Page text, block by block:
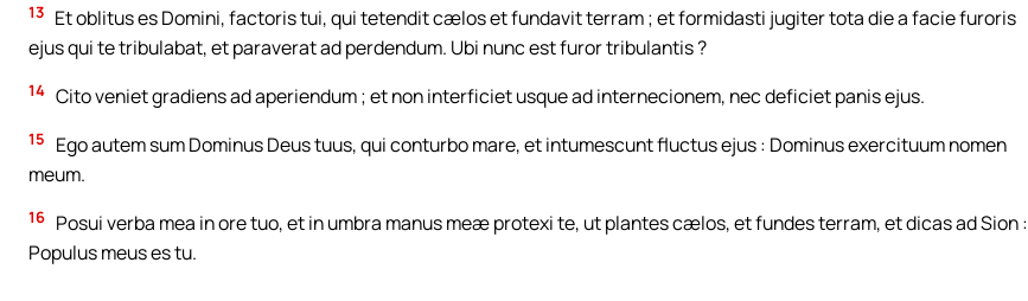
13 Et oblitus es Domini, factoris tui, qui tetendit cælos et fundavit terram ; et formidasti jugiter tota die a facie furoris
ejus qui te tribulabat, et paraverat ad perdendum. Ubi nunc est furor tribulantis ?
14 Cito veniet gradiens ad aperiendum ; et non interficiet usque ad internecionem, nec deficiet panis ejus.
15
Ego autem sum Dominus Deus tuus, qui conturbo mare, et intumescunt fluctus ejus : Dominus exercituum nomen
meum.
16 Posui verba mea in ore tuo, et in umbra manus meæ protexi te, ut plantes cælos, et fundes terram, et dicas ad Sion :
Populus meus es tu.